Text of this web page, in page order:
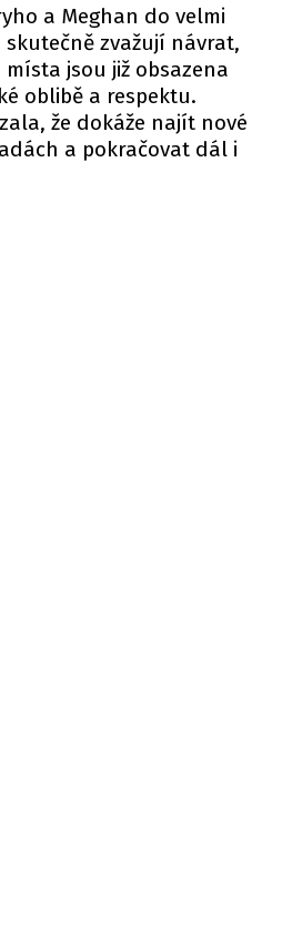
a Meghan do velmi
zvažují návrat,
jsou již obsazena
oblibě a respektu.
že dokáže najít nové
a pokračovat dál i